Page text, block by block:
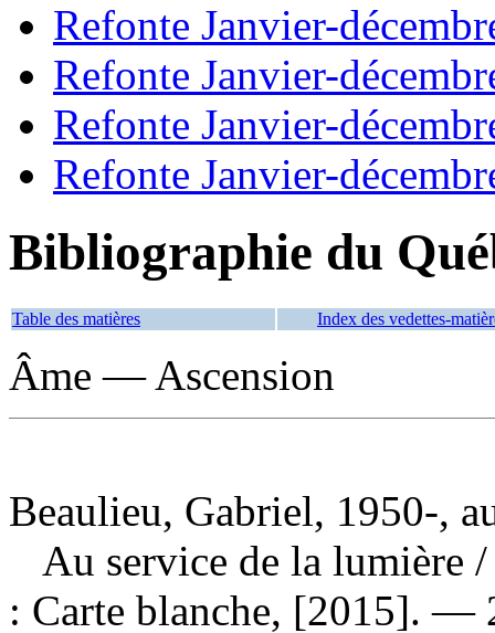
Refonte Janvier-
Refonte Janvier-
Refonte Janvier-
Refonte Janvier-
Bibliographie du
Table des matières Index des vedettes-
Âme — Ascension
Beaulieu, Gabriel, 1950-,
Au service de la lumière
: Carte blanche, [2015]. —